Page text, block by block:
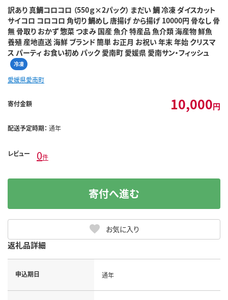
訳あり 真鯛コロコロ （550ｇ×2パック） まだい 鯛 冷凍 ダイスカット
サイコロ コロコロ 角切り 鯛めし 唐揚げ から揚げ 10000円 骨なし 骨
無 骨取り おかず 惣菜 つまみ 国産 魚介 特産品 魚介類 海産物 鮮魚
養殖 産地直送 海鮮 ブランド 簡単 お正月 お祝い 年末 年始 クリスマ
ス パーティ お食い初め パック 愛南町 愛媛県 愛南サン・フィッシュ
冷凍
愛媛県愛南町
寄付金額 10,000円
配送予定時期： 通年
レビュー 0件
お気に入り
寄付へ進む
返礼品詳細
申込期日 通年